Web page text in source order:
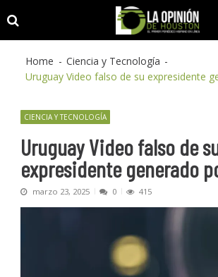
to
navigation
to
content
Home
Ciencia y Tecnología
Uruguay Video falso de su expresidente
CIENCIA Y TECNOLOGÍA
Uruguay Video falso de
expresidente generado
marzo 23, 2025 0 415